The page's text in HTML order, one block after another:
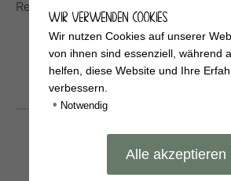
Rezept von Ursula Austermann (Chefin)
WIR VERWENDEN COOKIES
Wir nutzen Cookies auf unserer
von ihnen sind essenziell, während
helfen, diese Website und Ihre
verbessern.
• Notwendig